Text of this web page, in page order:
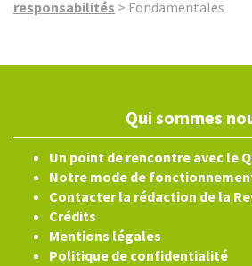
responsabilités > Fondamentales
Qui sommes
Un point de rencontre avec le
Notre mode de
Contacter la rédaction de la
Crédits
Mentions légales
Politique de confidentialité